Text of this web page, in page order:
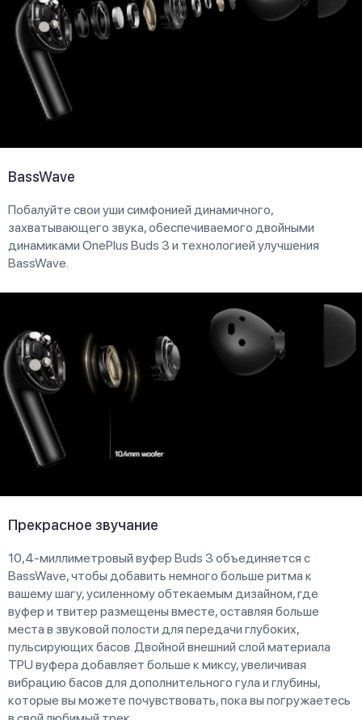
BassWave
Побалуйте свои уши симфонией динамичного,
захватывающего звука, обеспечиваемого двойными
динамиками OnePlus Buds 3 и технологией улучшения
BassWave.
Прекрасное звучание
10,4-миллиметровый вуфер Buds 3 объединяется с
BassWave, чтобы добавить немного больше ритма к
вашему шагу, усиленному обтекаемым дизайном, где
вуфер и твитер размещены вместе, оставляя больше
места в звуковой полости для передачи глубоких,
пульсирующих басов. Двойной внешний слой материала
TPU вуфера добавляет больше к миксу, увеличивая
вибрацию басов для дополнительного гула и глубины,
которые вы можете почувствовать, пока вы погружаетесь